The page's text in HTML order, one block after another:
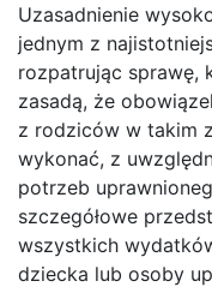
Uzasadnienie
jednym z
rozpatrując sprawę,
zasadą, że
z rodziców w takim
wykonać, z
potrzeb
szczegółowe
wszystkich
dziecka lub osoby